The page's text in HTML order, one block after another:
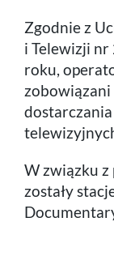
Zgodnie z
i Telewizji
roku,
zobowiązani
W związku
zostały